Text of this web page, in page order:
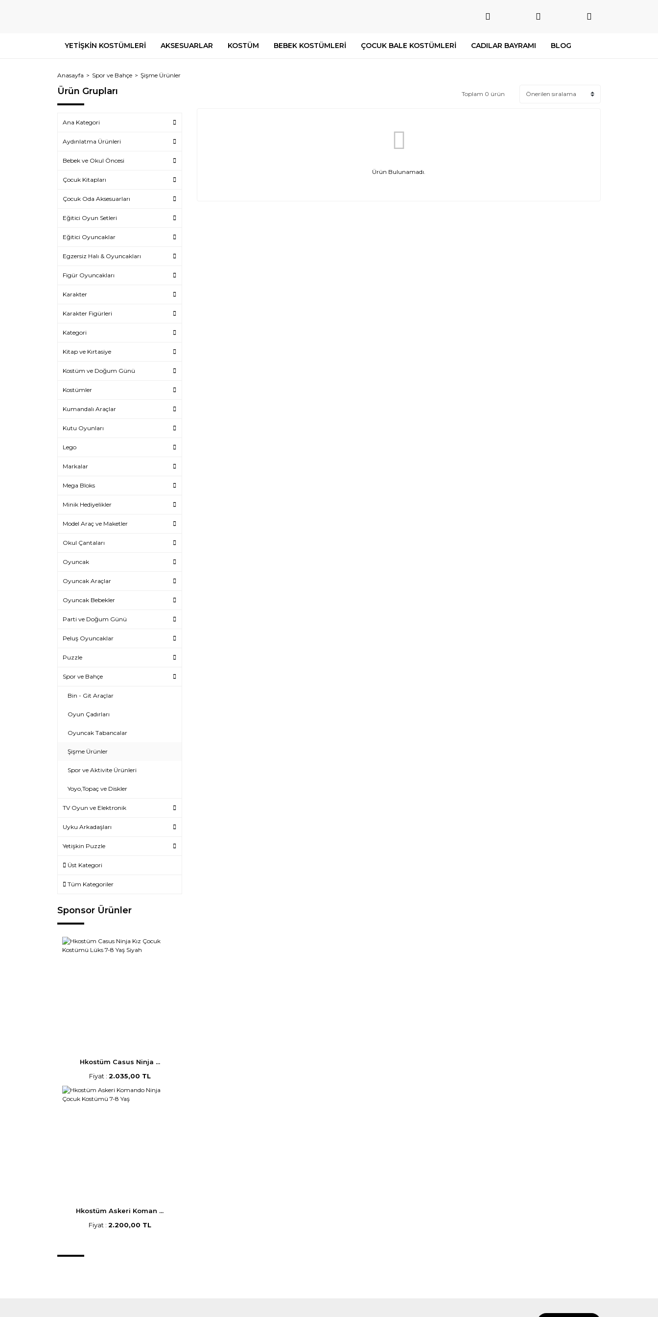
YETİŞKİN KOSTÜMLERİ AKSESUARLAR KOSTÜM BEBEK KOSTÜMLERİ ÇOCUK BALE KOSTÜMLERİ CADILAR BAYRAMI BLOG
Anasayfa Spor ve Bahçe Şişme Ürünler
Ürün Grupları
Ana Kategori
Aydınlatma Ürünleri
Bebek ve Okul Öncesi
Çocuk Kitapları
Çocuk Oda Aksesuarları
Eğitici Oyun Setleri
Eğitici Oyuncaklar
Egzersiz Halı & Oyuncakları
Figür Oyuncakları
Karakter
Karakter Figürleri
Kategori
Kitap ve Kırtasiye
Kostüm ve Doğum Günü
Kostümler
Kumandalı Araçlar
Kutu Oyunları
Lego
Markalar
Mega Bloks
Minik Hediyelikler
Model Araç ve Maketler
Okul Çantaları
Oyuncak
Oyuncak Araçlar
Oyuncak Bebekler
Parti ve Doğum Günü
Peluş Oyuncaklar
Puzzle
Spor ve Bahçe
Bin - Git Araçlar
Oyun Çadırları
Oyuncak Tabancalar
Şişme Ürünler
Spor ve Aktivite Ürünleri
Yoyo,Topaç ve Diskler
TV Oyun ve Elektronik
Uyku Arkadaşları
Yetişkin Puzzle
Üst Kategori
Tüm Kategoriler
Sponsor Ürünler
Hkostüm Casus Ninja ...
Fiyat : 2.035,00 TL
Hkostüm Askeri Koman ...
Fiyat : 2.200,00 TL
Toplam 0 ürün
Ürün Bulunamadı.